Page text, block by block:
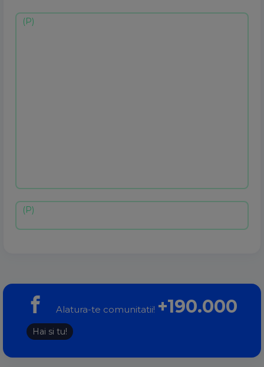
Alatura-te comunitatii! +190.000
Hai si tu!